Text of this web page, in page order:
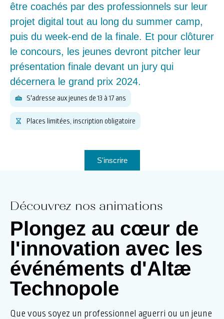
être coachés par des professionnels sur leur
projet digital tout au long du summer camp,
puis du week-end de la finale. Et pour clôturer
le concours, les jeunes devront pitcher leur
présentation finale devant un jury qui
décernera le grand prix 2024.
S'adresse aux jeunes de 13 à 17 ans
Places limitées, inscription obligatoire
S'inscrire
Découvrez nos animations
Plongez au cœur de
l'innovation avec les
événéments d'Altæ
Technopole
Que vous soyez un professionnel aguerri ou un jeune